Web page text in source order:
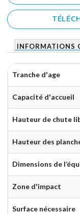
INFORMATIONS
Tranche d'age
Capacité d'accueil
Hauteur de chute
Hauteur des
Dimensions de
Zone d'impact
Surface nécessaire